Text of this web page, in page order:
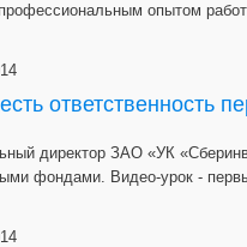
опытом
ответственность
директор ЗАО «УК
фондами. Видео-урок -